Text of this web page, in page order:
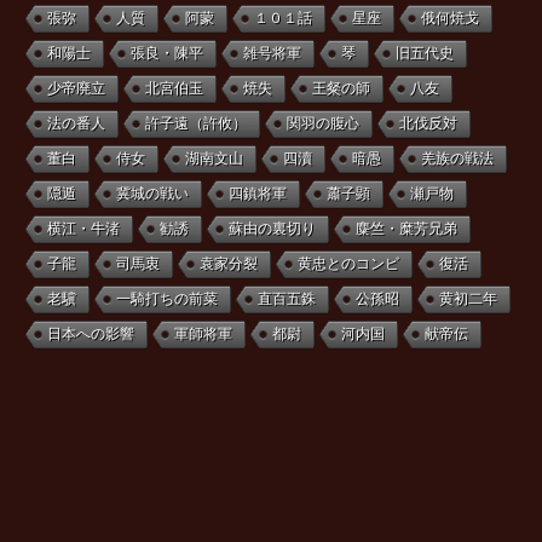
張弥 人質 阿蒙 １０１話 星座 俄何焼戈
和陽士 張良・陳平 雑号将軍 琴 旧五代史
少帝廃立 北宮伯玉 焼失 王粲の師 八友
法の番人 許子遠（許攸） 関羽の腹心 北伐反対
董白 侍女 湖南文山 四瀆 暗愚 羌族の戦法
隠遁 冀城の戦い 四鎮将軍 蕭子顕 瀬戸物
横江・牛渚 勧誘 蘇由の裏切り 麋竺・糜芳兄弟
子龍 司馬衷 袁家分裂 黄忠とのコンビ 復活
老驥 一騎打ちの前菜 直百五銖 公孫昭 黄初二年
日本への影響 軍師将軍 都尉 河内国 献帝伝